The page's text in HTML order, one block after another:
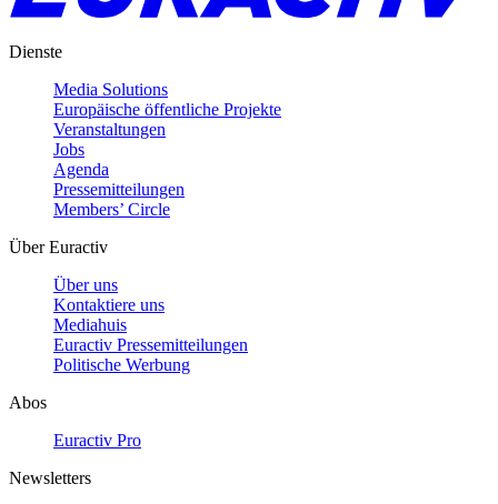
Dienste
Media Solutions
Europäische öffentliche Projekte
Veranstaltungen
Jobs
Agenda
Pressemitteilungen
Members’ Circle
Über Euractiv
Über uns
Kontaktiere uns
Mediahuis
Euractiv Pressemitteilungen
Politische Werbung
Abos
Euractiv Pro
Newsletters